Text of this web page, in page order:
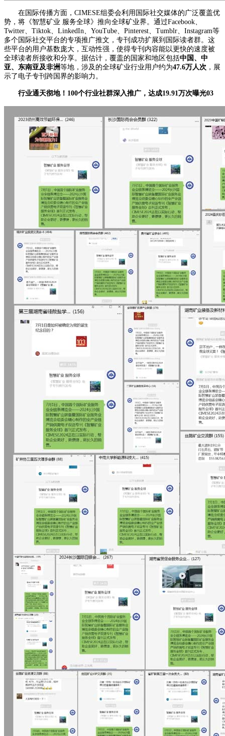
在国际传播方面，CIMESE组委会利用国际社交媒体的广泛覆盖优
势，将《智慧矿业 服务全球》推向全球矿业界。通过Facebook、
Twitter、Tiktok、LinkedIn、YouTube、Pinterest、Tumblr、Instagram等
多个国际社交平台的专项推广推文，专刊成功扩展到国际读者群。这
些平台的用户基数庞大，互动性强，使得专刊内容能以更快的速度被
全球读者所接收和分享。据估计，覆盖的国家和地区包括中国、中
亚、东南亚及非洲等地，涉及的全球矿业行业用户约为47.6万人次 ，展
示了电子专刊跨国界的影响力。
行业通天彻地！100个行业社群深入推广，达成19.91万次曝光03